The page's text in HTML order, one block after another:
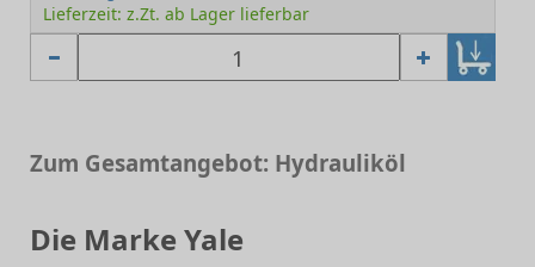
Lieferzeit: z.Zt. ab Lager lieferbar
Zum Gesamtangebot: Hydrauliköl
Die Marke Yale